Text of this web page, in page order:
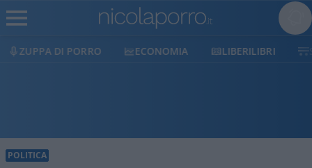
ECONOMIA LIBERILIBRI SHOP SOSTIENICI
POLITICA